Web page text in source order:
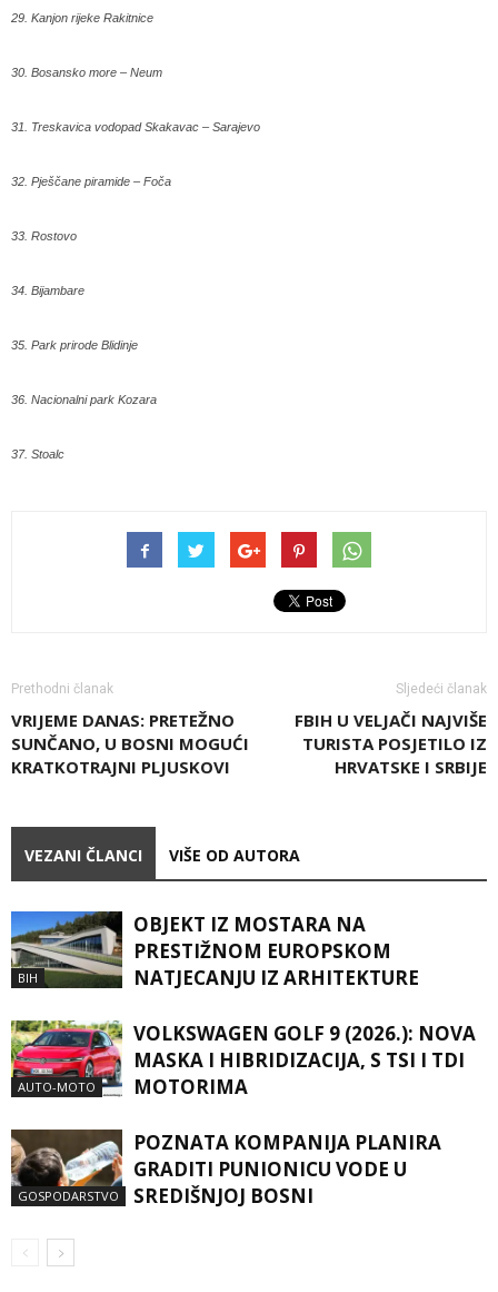
29. Kanjon rijeke Rakitnice
30. Bosansko more – Neum
31. Treskavica vodopad Skakavac – Sarajevo
32. Pješčane piramide – Foča
33. Rostovo
34. Bijambare
35. Park prirode Blidinje
36. Nacionalni park Kozara
37. Stoalc
Prethodni članak
VRIJEME DANAS: PRETEŽNO
SUNČANO, U BOSNI MOGUĆI
KRATKOTRAJNI PLJUSKOVI
Sljedeći članak
FBIH U VELJAČI NAJVIŠE
TURISTA POSJETILO IZ
HRVATSKE I SRBIJE
VEZANI ČLANCI VIŠE OD AUTORA
BIH
OBJEKT IZ MOSTARA NA
PRESTIŽNOM EUROPSKOM
NATJECANJU IZ ARHITEKTURE
AUTO-MOTO
VOLKSWAGEN GOLF 9 (2026.): NOVA
MASKA I HIBRIDIZACIJA, S TSI I TDI
MOTORIMA
GOSPODARSTVO
POZNATA KOMPANIJA PLANIRA
GRADITI PUNIONICU VODE U
SREDIŠNJOJ BOSNI